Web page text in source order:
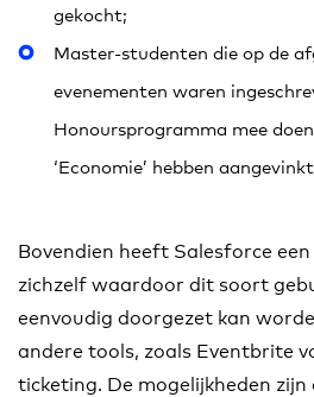
gekocht;
Master-studenten die op de
evenementen waren
Honoursprogramma mee
‘Economie’ hebben
Bovendien heeft Salesforce
zichzelf waardoor dit soort
eenvoudig doorgezet kan
andere tools, zoals Eventbrite
ticketing. De mogelijkheden zijn